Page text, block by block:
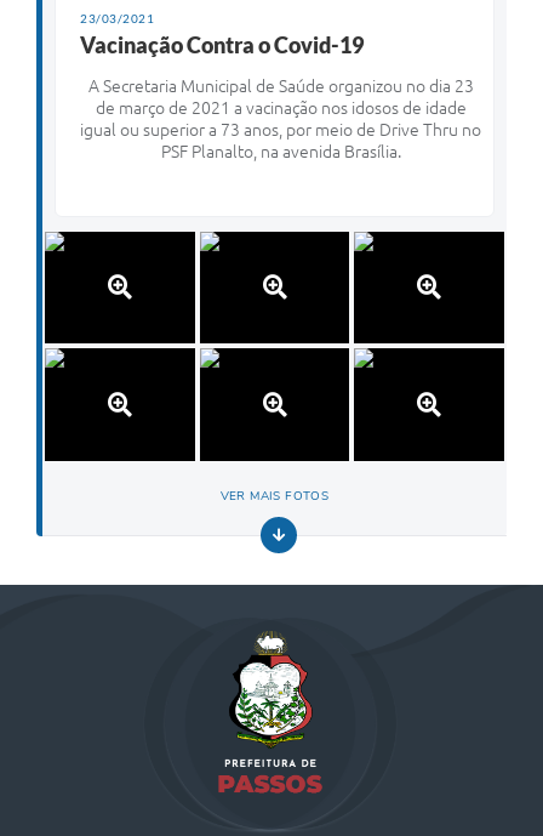
23/03/2021
Vacinação Contra o Covid-19
A Secretaria Municipal de Saúde organizou no dia 23
de março de 2021 a vacinação nos idosos de idade
igual ou superior a 73 anos, por meio de Drive Thru no
PSF Planalto, na avenida Brasília.
VER MAIS FOTOS